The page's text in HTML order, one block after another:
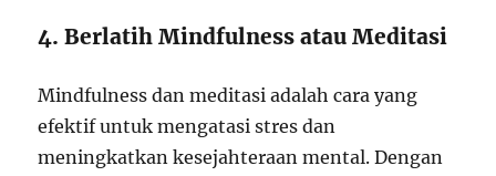
4. Berlatih Mindfulness atau Meditasi
Mindfulness dan meditasi adalah cara yang
efektif untuk mengatasi stres dan
meningkatkan kesejahteraan mental. Dengan